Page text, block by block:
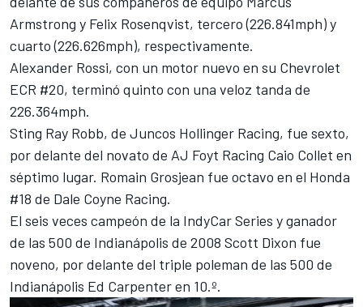
Armstrong y Felix Rosenqvist, tercero (226.841mph) y
cuarto (226.626mph), respectivamente.
Alexander Rossi, con un motor nuevo en su Chevrolet
ECR #20, terminó quinto con una veloz tanda de
226.364mph.
Sting Ray Robb, de Juncos Hollinger Racing, fue sexto,
por delante del novato de AJ Foyt Racing Caio Collet en
séptimo lugar. Romain Grosjean fue octavo en el Honda
#18 de Dale Coyne Racing.
El seis veces campeón de la IndyCar Series y ganador
de las 500 de Indianápolis de 2008 Scott Dixon fue
noveno, por delante del triple poleman de las 500 de
Indianápolis Ed Carpenteren 10.º.